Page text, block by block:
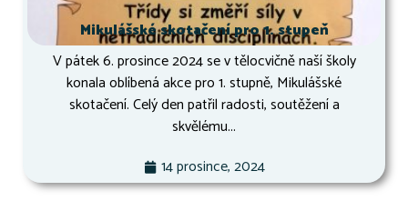
Mikulášské skotačení pro 1. stupeň
V pátek 6. prosince 2024 se v tělocvičně naší školy
konala oblíbená akce pro 1. stupně, Mikulášské
skotačení. Celý den patřil radosti, soutěžení a
skvělému...
14 prosince, 2024